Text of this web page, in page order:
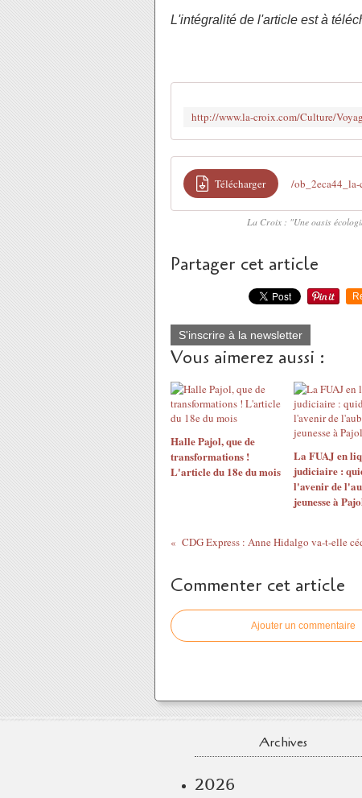
L'intégralité de l'article est à
Télécharger /
La Croix : "Une oasis
Partager cet article
S'inscrire à la newsletter
Vous aimerez aussi :
Halle Pajol, que de
transformations !
L'article du 18e du mois
La FUAJ en
judiciaire :
l'avenir de
jeunesse à
Commenter cet article
Ajouter un commentaire
Archives
2026